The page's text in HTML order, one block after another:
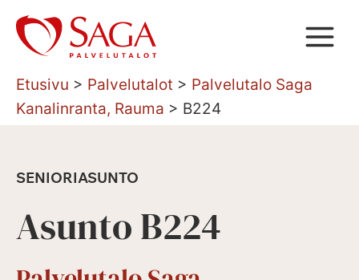
Siirry
sisältöön
Etusivu > Palvelutalot > Palvelutalo Saga
Kanalinranta, Rauma > B224
SENIORIASUNTO
Asunto B224